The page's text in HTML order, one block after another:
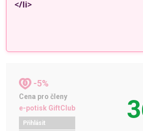
-5%
Cena pro členy
e-potisk GiftClub
Přihlásit